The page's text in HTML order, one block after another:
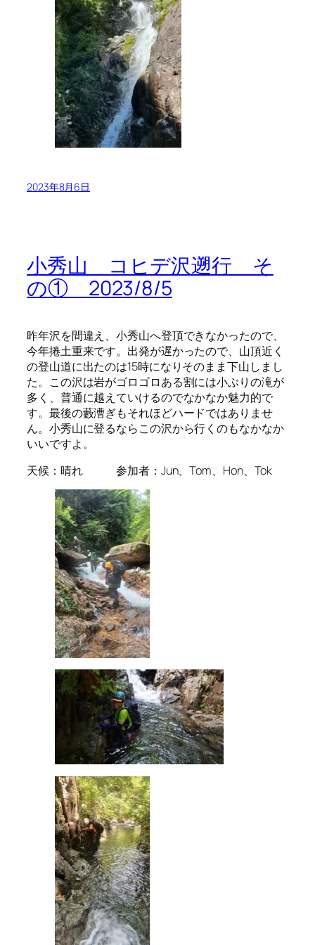
2023年8月6日
小秀山 コヒデ沢遡行 そ
の① 2023/8/5
昨年沢を間違え、小秀山へ登頂できなかったので、
今年捲土重来です。出発が遅かったので、山頂近く
の登山道に出たのは15時になりそのまま下山しまし
た。この沢は岩がゴロゴロある割には小ぶりの滝が
多く、普通に越えていけるのでなかなか魅力的で
す。最後の藪漕ぎもそれほどハードではありませ
ん。小秀山に登るならこの沢から行くのもなかなか
いいですよ。
天候：晴れ 参加者：Jun、Tom、Hon、Tok